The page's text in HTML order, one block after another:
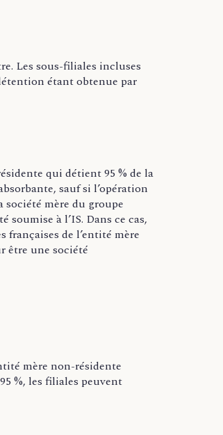
Les sous-filiales incluses
étant obtenue par
qui détient 95 % de la
sauf si l’opération
société mère du groupe
soumise à l’IS. Dans ce cas,
de l’entité mère
être une société
mère non-résidente
%, les filiales peuvent